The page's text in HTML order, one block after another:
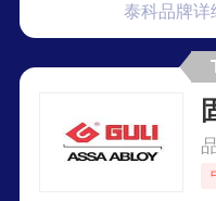
国的一家全球性的多
安全、医疗保健、电
为顾客提供高质量的
泰科品牌详